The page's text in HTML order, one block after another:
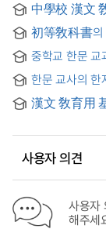
中學校 漢文
部首의 活用
Method of
School :
初等敎科書의
기초한자
Condition
Elementary
characters
중학교 한문 교
한문과 교육과
Comparative
language life"
textbook :
한문 교사의
Chinese
Character
漢文 敎育用
사용자 의견
사용자
해주세